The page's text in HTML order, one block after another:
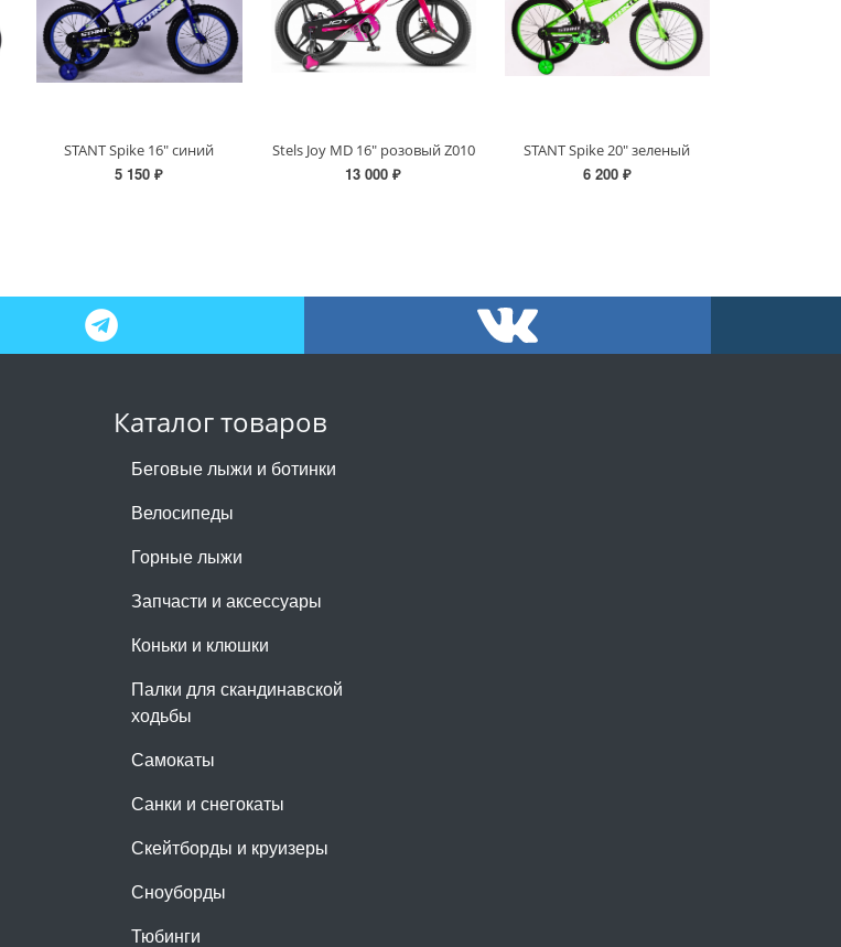
STANT Spike 16" синий
5 150 ₽
Stels Joy MD 16" розовый Z010
13 000 ₽
STANT Spike 20" зеленый
6 200 ₽
Каталог товаров
Беговые лыжи и ботинки
Велосипеды
Горные лыжи
Запчасти и аксессуары
Коньки и клюшки
Палки для скандинавской
ходьбы
Самокаты
Санки и снегокаты
Скейтборды и круизеры
Сноуборды
Тюбинги